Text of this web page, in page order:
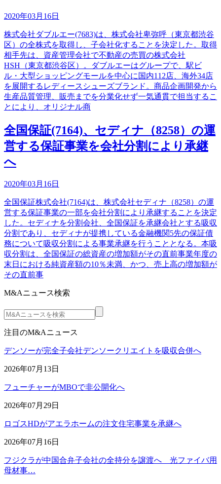
2020年03月16日
株式会社ダブルエー(7683)は、株式会社卑弥呼（東京都渋谷
区）の全株式を取得し、子会社化することを決定した。取得
相手先は、資産管理会社で不動産の売買の株式会社
HSH（東京都渋谷区）。ダブルエーはグループで、駅ビ
ル・大型ショッピングモールを中心に国内112店、海外34店
を展開するレディースシューズブランド。商品企画開発から
生産品質管理、販売までを分業化せず一気通貫で担当するこ
とにより、オリジナル商
全国保証(7164)、セディナ（8258）の運
営する保証事業を会社分割により承継
へ
2020年03月16日
全国保証株式会社(7164)は、株式会社セディナ（8258）の運
営する保証事業の一部を会社分割により承継することを決定
した。セディナを分割会社、全国保証を承継会社とする吸収
分割であり、セディナが提携している金融機関5先の保証債
務について吸収分割による事業承継を行うこととなる。本吸
収分割は、全国保証の総資産の増加額がその直前事業年度の
末日における純資産額の10％未満、かつ、売上高の増加額が
その直前事
M&Aニュース検索
注目のM&Aニュース
デンソーが完全子会社デンソークリエイトを吸収合併へ
2026年07月13日
フューチャーがMBOで非公開化へ
2026年07月29日
ロゴスHDがアエラホームの注文住宅事業を承継へ
2026年07月16日
フジクラが中国合弁子会社の全持分を譲渡へ 光ファイバ用
母材事…